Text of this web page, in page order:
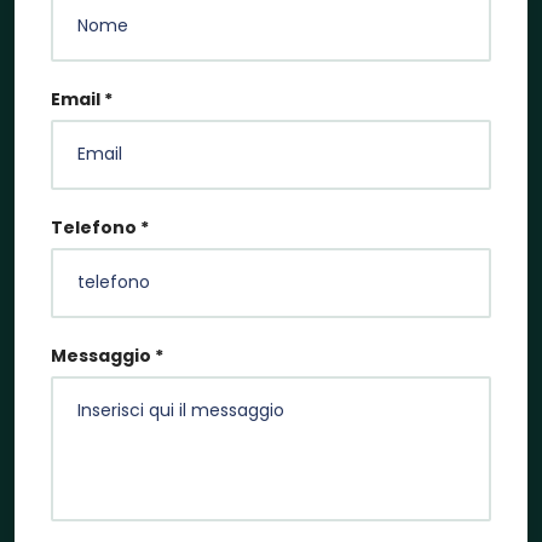
Email *
Telefono *
Messaggio *